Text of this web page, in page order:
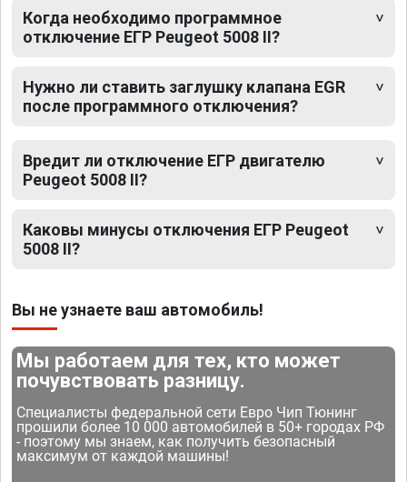
Когда необходимо программное
отключение ЕГР Peugeot 5008 II?
Нужно ли ставить заглушку клапана EGR
после программного отключения?
Вредит ли отключение ЕГР двигателю
Peugeot 5008 II?
Каковы минусы отключения ЕГР Peugeot
5008 II?
Вы не узнаете ваш автомобиль!
Мы работаем для тех, кто может
почувствовать разницу.
Специалисты федеральной сети Евро Чип Тюнинг
прошили более 10 000 автомобилей в 50+ городах РФ
- поэтому мы знаем, как получить безопасный
максимум от каждой машины!